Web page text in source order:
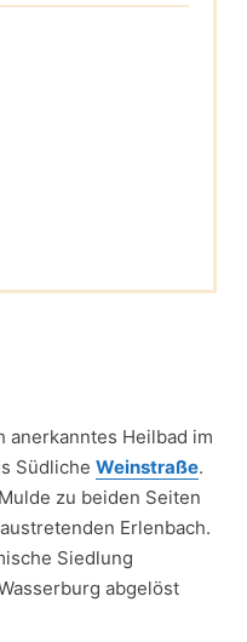
anerkanntes Heilbad im
Südliche Weinstraße.
zu beiden Seiten
Erlenbach.
Siedlung
abgelöst